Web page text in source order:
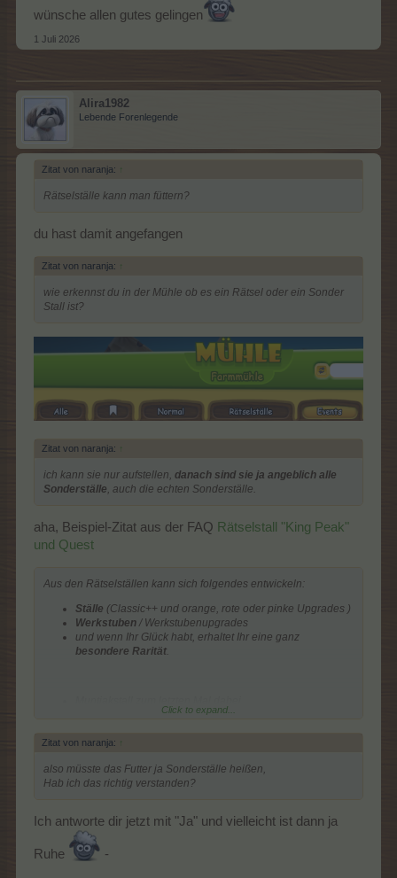
wünsche allen gutes gelingen
1 Juli 2026
Alira1982
Lebende Forenlegende
Zitat von naranja: ↑
Rätselställe kann man füttern?
du hast damit angefangen
Zitat von naranja: ↑
wie erkennst du in der Mühle ob es ein Rätsel oder ein Sonder
Stall ist?
Zitat von naranja: ↑
ich kann sie nur aufstellen, danach sind sie ja angeblich alle
Sonderställe , auch die echten Sonderställe.
aha, Beispiel-Zitat aus der FAQ Rätselstall "King Peak"
und Quest
Aus den Rätselställen kann sich folgendes entwickeln:
Ställe (Classic++ und orange, rote oder pinke Upgrades )
Werkstuben / Werkstubenupgrades
und wenn Ihr Glück habt, erhaltet Ihr eine ganz
besondere Rarität.
Rotwangenschildkröten-Gehege I: Gelb zum letzten Mal
Rotwangenschildkröten-Gehege II: Orange zum letzten
Hermelinbau
Pelikannest I: Gelb
Wiedehopf-Nest
Mufflonstall I: Gelb
Mufflonstall II: Orange
Falltürspinnen-Nest
Click to expand...
Zitat von naranja: ↑
also müsste das Futter ja Sonderställe heißen,
Hab ich das richtig verstanden?
Ich antworte dir jetzt mit "Ja" und vielleicht ist dann ja
Ruhe -